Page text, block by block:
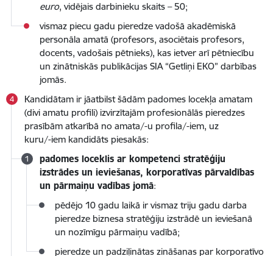
euro, vidējais darbinieku skaits – 50;
vismaz piecu gadu pieredze vadošā akadēmiskā
personāla amatā (profesors, asociētais profesors,
docents, vadošais pētnieks), kas ietver arī pētniecību
un zinātniskās publikācijas SIA “Getliņi EKO” darbības
jomās.
Kandidātam ir jāatbilst šādām padomes locekļa amatam
(divi amatu profili) izvirzītajām profesionālās pieredzes
prasībām atkarībā no amata/-u profila/-iem, uz
kuru/-iem kandidāts piesakās:
padomes loceklis ar kompetenci stratēģiju
izstrādes un ieviešanas, korporatīvas pārvaldības
un pārmaiņu vadības jomā:
pēdējo 10 gadu laikā ir vismaz triju gadu darba
pieredze biznesa stratēģiju izstrādē un ieviešanā
un nozīmīgu pārmaiņu vadībā;
pieredze un padziļinātas zināšanas par korporatīvo